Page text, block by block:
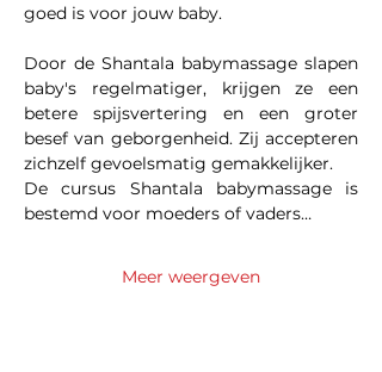
goed is voor jouw baby.
Door de Shantala babymassage slapen
baby's regelmatiger, krijgen ze een
betere spijsvertering en een groter
besef van geborgenheid. Zij accepteren
zichzelf gevoelsmatig gemakkelijker.
De cursus Shantala babymassage is
bestemd voor moeders of vaders…
Meer weergeven